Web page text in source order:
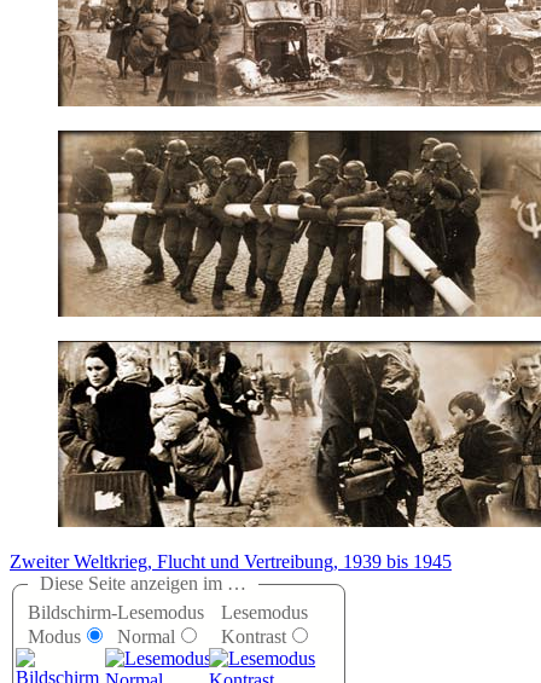
Zweiter Weltkrieg, Flucht und Vertreibung, 1939 bis 1945
Diese Seite anzeigen im …
Bildschirm-
Modus
Lesemodus
Normal
Lesemodus
Kontrast